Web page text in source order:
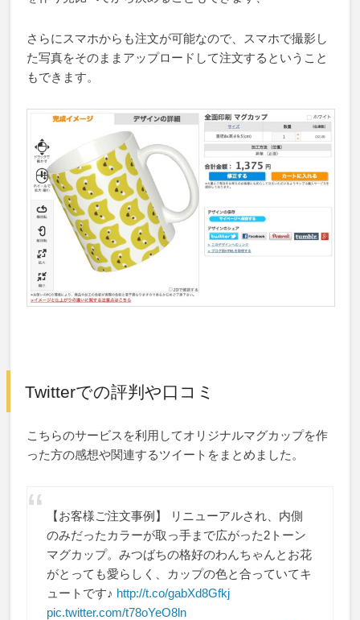
さらにスマホからも注文が可能なので、スマホで撮影し
た写真をそのままアップロードして注文するということ
もできます。
Twitterでの評判や口コミ
こちらのサービスを利用してオリジナルマグカップを作
った方の感想や関連するツイートをまとめました。
【お客様ご注文事例】 リニューアルされ、内側
のみだったカラーが取っ手まで広がった2トーン
マグカップ。みつばちの格好のわんちゃんとお花
がとっても愛らしく、カップの色と合っていてキ
ュートです♪ http://t.co/gabXd8Gfkj
pic.twitter.com/t78oYeO8ln